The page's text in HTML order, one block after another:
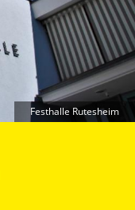
Festhalle Rutesheim